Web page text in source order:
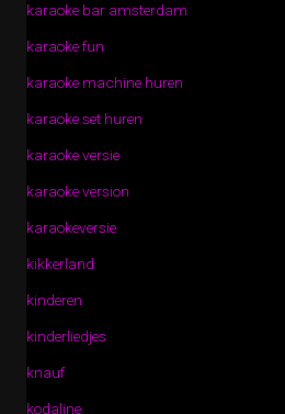
karaoke bar amsterdam
karaoke fun
karaoke machine huren
karaoke set huren
karaoke versie
karaoke version
karaokeversie
kikkerland
kinderen
kinderliedjes
knauf
kodaline